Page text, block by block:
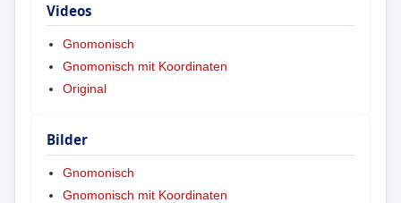
Videos
Gnomonisch
Gnomonisch mit Koordinaten
Original
Bilder
Gnomonisch
Gnomonisch mit Koordinaten